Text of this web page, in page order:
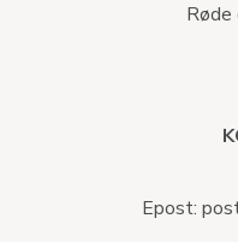
Epost: